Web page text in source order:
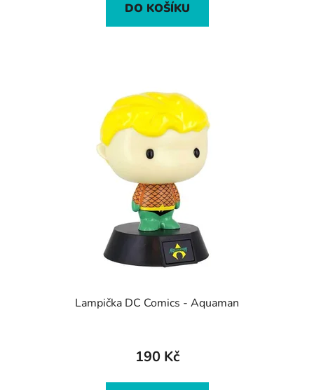
DO KOŠÍKU
Lampička DC Comics - Aquaman
190 Kč